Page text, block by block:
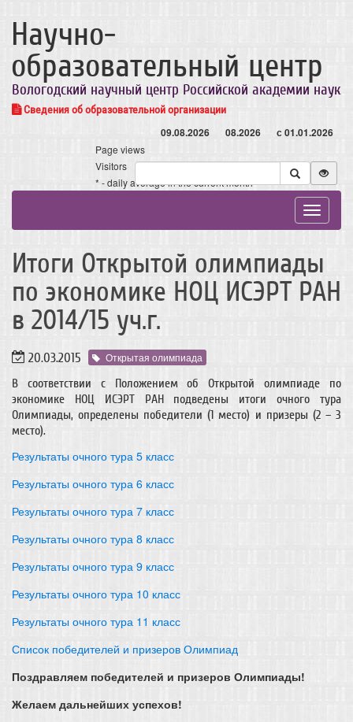
Научно-
образовательный центр
Вологодский научный центр Российской академии наук
Сведения об образовательной организации
09.08.2026 08.2026 с 01.01.2026
Page views
Visitors
* - daily average in the current month
Toggle
Итоги Открытой олимпиады
по экономике НОЦ ИСЭРТ РАН
в 2014/15 уч.г.
20.03.2015 Открытая олимпиада
В соответствии с Положением об Открытой олимпиаде по
экономике НОЦ ИСЭРТ РАН подведены итоги очного тура
Олимпиады, определены победители (1 место) и призеры (2 – 3
место).
Результаты очного тура 5 класс
Результаты очного тура 6 класс
Результаты очного тура 7 класс
Результаты очного тура 8 класс
Результаты очного тура 9 класс
Результаты очного тура 10 класс
Результаты очного тура 11 класс
Список победителей и призеров Олимпиад
Поздравляем победителей и призеров Олимпиады!
Желаем дальнейших успехов!